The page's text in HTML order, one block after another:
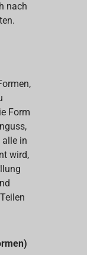
nach
Form
in
wird,